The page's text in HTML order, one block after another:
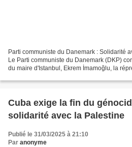
Parti communiste du Danemark : Solidarité
Le Parti communiste du Danemark (DKP)
du maire d'Istanbul, Ekrem İmamoğlu, la
Cuba exige la fin du
solidarité avec la Palestine
Publié le 31/03/2025 à 21:10
Par anonyme